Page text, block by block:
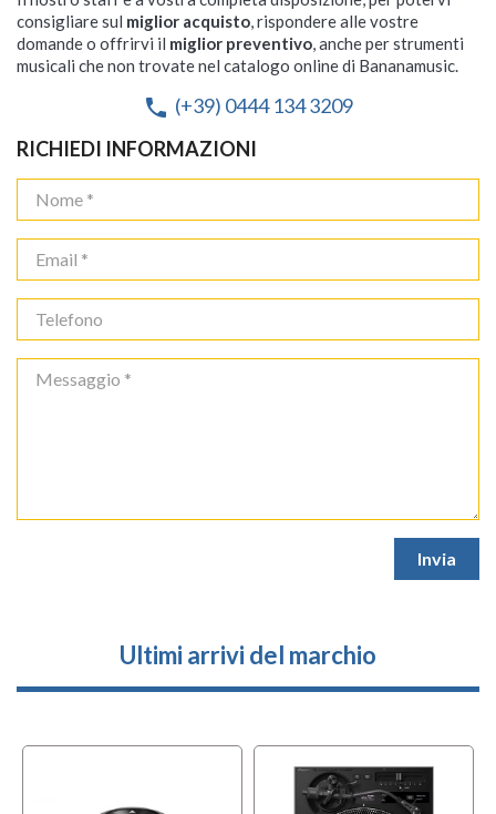
consigliare sul miglior acquisto, rispondere alle vostre
domande o offrirvi il miglior preventivo, anche per strumenti
musicali che non trovate nel catalogo online di Bananamusic.
phone (+39) 0444 134 3209
RICHIEDI INFORMAZIONI
Ultimi arrivi del marchio